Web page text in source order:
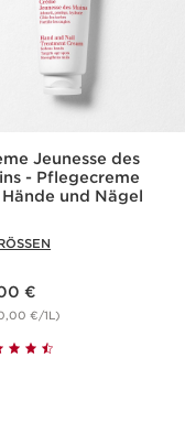
Jeunesse des
- Pflegecreme
und Nägel
€
€/1L)